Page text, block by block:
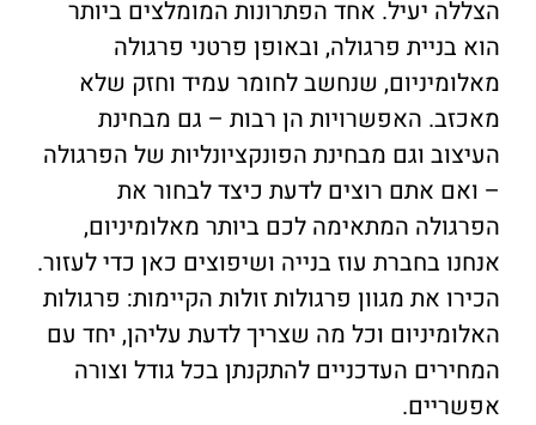
הצללה יעיל. אחד הפתרונות המומלצים ביותר
הוא בניית פרגולה, ובאופן פרטני פרגולה
מאלומיניום, שנחשב לחומר עמיד וחזק שלא
מאכזב. האפשרויות הן רבות – גם מבחינת
העיצוב וגם מבחינת הפונקציונליות של הפרגולה
– ואם אתם רוצים לדעת כיצד לבחור את
הפרגולה המתאימה לכם ביותר מאלומיניום,
אנחנו בחברת עוז בנייה ושיפוצים כאן כדי לעזור.
הכירו את מגוון פרגולות זולות הקיימות: פרגולות
האלומיניום וכל מה שצריך לדעת עליהן, יחד עם
המחירים העדכניים להתקנתן בכל גודל וצורה
אפשריים.